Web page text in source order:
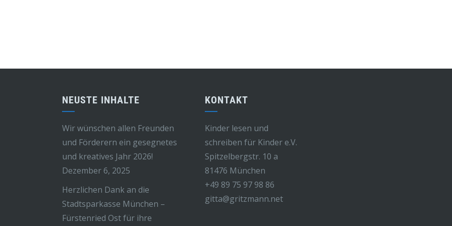
NEUSTE INHALTE
Wir wünschen allen Freunden
und Förderern ein gesegnetes
und kreatives Jahr 2026!
Dezember 6, 2025
Herzlichen Dank an die
Stadtsparkasse München –
Fürstenried Ost für ihre
KONTAKT
Kinder lesen und
schreiben für Kinder e.V.
Spitzelbergstr. 10 a
81476 München
+49 89 75 97 98 86
gitta@gritzmann.net